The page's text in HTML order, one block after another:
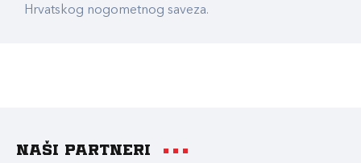
Hrvatskog nogometnog saveza.
Naši partneri